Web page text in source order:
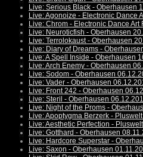
Live: Serious Black - Oberhausen
Live: Agonoize - Electronic Dance
Live: Chrom - Electronic Dance
Live: Neuroticfish - Oberhausen
Live: Terrolokaust - Oberhausen
Live: Diary of Dreams -
Live: A Spell Inside - Oberhausen
Live: Arch Enemy - Oberhausen
Live: Sodom - Oberhausen
Live: Vader - Oberhausen
Live: Front 242 - Oberhausen
Live: Steril - Oberhausen
Live: Night of the Proms -
Live: Apoptygma Berzerk -
Live: Aesthetic Perfection -
Live: Gotthard - Oberhausen
Live: Hardcore Superstar -
Live: Saxon - Oberhausen